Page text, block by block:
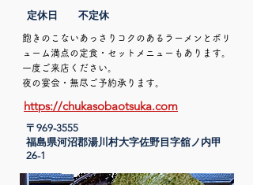
定休日 不定休
飽きのこないあっさりコクのあるラーメンとボリ
ューム満点の定食・セットメニューもあります。
一度ご来店ください。
​夜の宴会・無尽ご予約承ります。
https://chukasobaotsuka.com
〒969-3555
​福島県河沼郡湯川村大字佐野目字舘ノ内甲
26-1